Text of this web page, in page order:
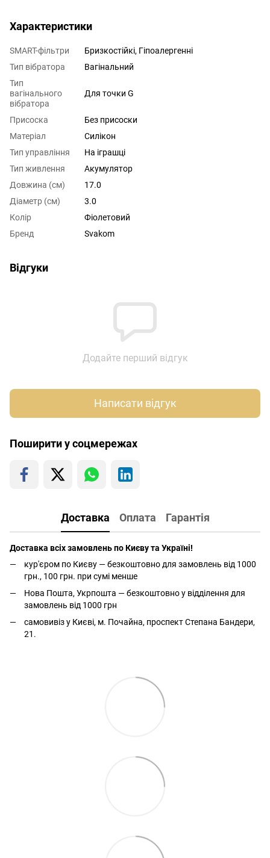
Характеристики
SMART-фільтри
Бризкостійкі, Гіпоалергенні
Тип вібратора
Вагінальний
Тип
вагінального
вібратора
Для точки G
Присоска
Без присоски
Матеріал
Силікон
Тип управління
На іграшці
Тип живлення
Акумулятор
Довжина (см)
17.0
Діаметр (см)
3.0
Колір
Фіолетовий
Бренд
Svakom
Відгуки
Додайте перший відгук
Написати відгук
Поширити у соцмережах
Доставка Оплата Гарантія
Доставка всіх замовлень по Києву та Україні!
кур'єром по Києву — безкоштовно для замовлень від 1000
грн., 100 грн. при сумі менше
Нова Пошта, Укрпошта — безкоштовно у відділення для
замовлень від 1000 грн
самовивіз у Києві, м. Почайна, проспект Степана Бандери,
21.